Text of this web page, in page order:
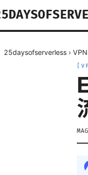
25daysofserverless ›